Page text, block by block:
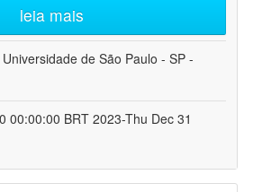
leia mais
Universidade de São Paulo - SP -
00:00:00 BRT 2023-Thu Dec 31